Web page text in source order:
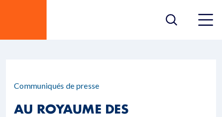
Communiqués de presse
AU ROYAUME DES